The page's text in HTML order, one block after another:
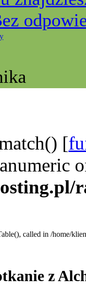
[
called in /home/
z